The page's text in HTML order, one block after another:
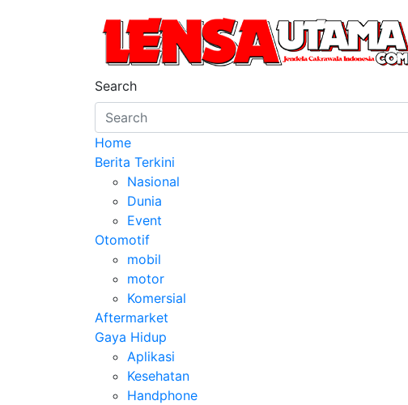
LensaUtama
Jendela Cakrawala Indonesia
Search
Home
Berita Terkini
Nasional
Dunia
Event
Otomotif
mobil
motor
Komersial
Aftermarket
Gaya Hidup
Aplikasi
Kesehatan
Handphone